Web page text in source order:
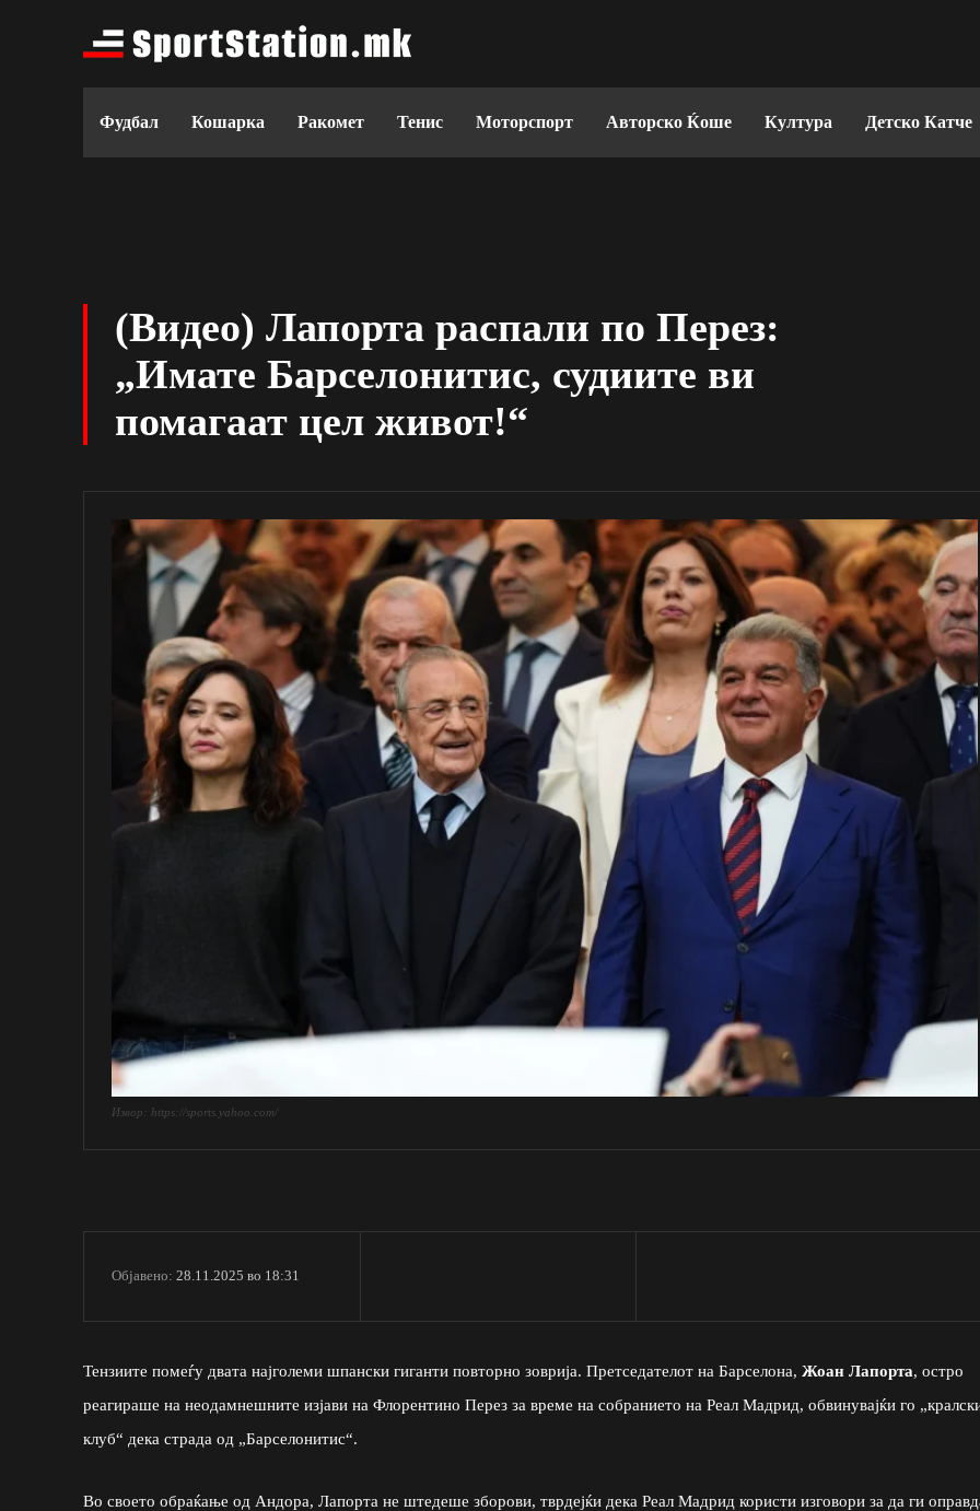
Фудбал Кошарка Ракомет Тенис Моторспорт Авторско Ќоше Култура Детско Катче
(Видео) Лапорта распали по Перез:
„Имате Барселонитис, судиите ви
помагаат цел живот!“
Извор: https://sports.yahoo.com/
Објавено: 28.11.2025 во 18:31
Тензиите помеѓу двата најголеми шпански гиганти повторно зоврија. Претседателот на Барселона, Жоан Лапорта, остро
реагираше на неодамнешните изјави на Флорентино Перез за време на собранието на Реал Мадрид, обвинувајќи го
клуб“ дека страда од „Барселонитис“.
Во своето обраќање од Андора, Лапорта не штедеше зборови, тврдејќи дека Реал Мадрид користи изговори за да ги